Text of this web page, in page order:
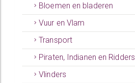
Bloemen en bladeren
Vuur en Vlam
Transport
Piraten, Indianen en Ridders
Vlinders